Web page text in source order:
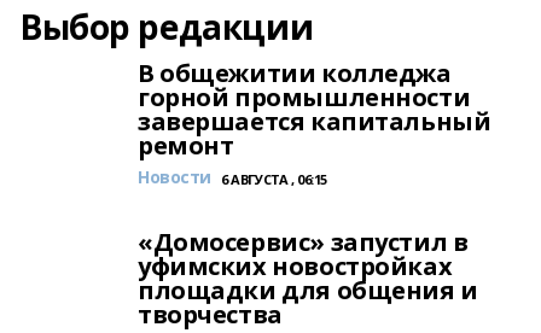
Выбор редакции
В общежитии колледжа
горной промышленности
завершается капитальный
ремонт
Новости 6 АВГУСТА , 06:15
«Домосервис» запустил в
уфимских новостройках
площадки для общения и
творчества